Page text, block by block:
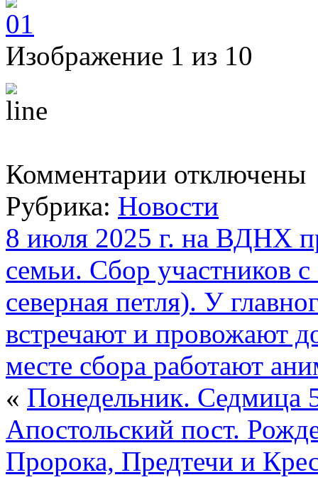
Изображение 1 из 10
Комментарии записи
Неделя
4-
по
Пятидесятнице
Владимирской
иконы
Божией
Матери
(празднество
установлено
в
память
спасения
Москвы
от
нашествия
хана
Ахмата
в
1480
г.)
отключены
Рубрика: Новости
8 июля 2025 г. на ВДНХ
семьи. Сбор участников
северная петля). У
встречают и провожают
месте сбора работают
« Понедельник. Седмица
Апостольский пост.
Пророка, Предтечи и